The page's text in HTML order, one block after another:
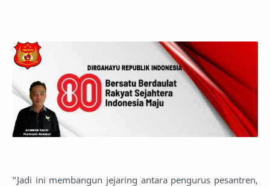
“Jadi ini membangun jejaring antara pengurus pesantren,